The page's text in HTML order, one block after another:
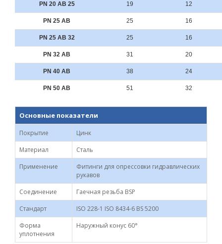
PN 20 AB 25 19 12
PN 25 AB 25 16
PN 25 AB 32 25 16
PN 32 AB 31 20
PN 40 AB 38 24
PN 50 AB 51 32
Основные показатели
Покрытие
Цинк
Материал
Сталь
Применение
Фитинги для опрессовки гидравлических
рукавов
Соединение
Гаечная резьба BSP
Стандарт
ISO 228-1 ISO 8434-6 BS 5200
Форма
уплотнения
Наружный конус 60°